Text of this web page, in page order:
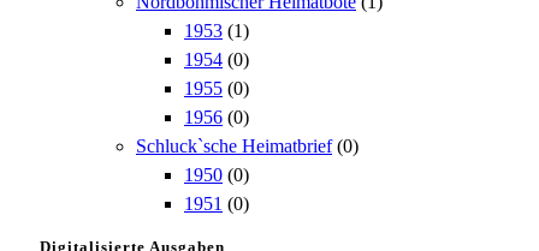
1953 (1)
1954 (0)
1955 (0)
1956 (0)
Schluck`sche Heimatbrief (0)
1950 (0)
1951 (0)
Digitalisierte Ausgaben